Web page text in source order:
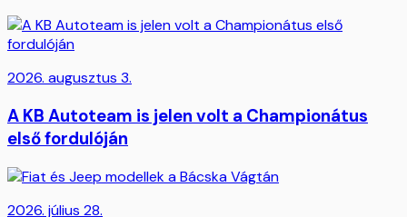
2026. augusztus 3.
A KB Autoteam is jelen volt a Championátus
első fordulóján
2026. július 28.